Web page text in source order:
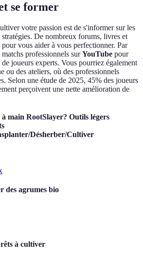
se former
votre passion est de s'informer sur les
De nombreux forums, livres et
vous aider à vous perfectionner. Par
professionnels surYouTube pour
joueurs experts. Vous pourriez également
ou des ateliers, où des professionnels
Selon une étude de 2025, 45% des joueurs
perçoivent une nette amélioration de
main RootSlayer? Outils légers
Désherber/Cultiver
des agrumes bio
à cultiver